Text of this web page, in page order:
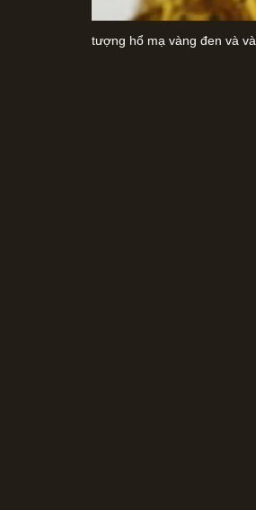
tượng hổ mạ vàng đen và